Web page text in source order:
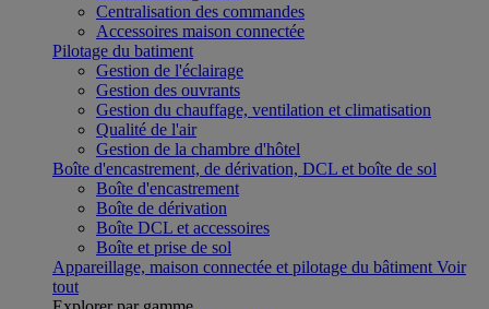
Centralisation des commandes
Accessoires maison connectée
Pilotage du batiment
Gestion de l'éclairage
Gestion des ouvrants
Gestion du chauffage, ventilation et climatisation
Qualité de l'air
Gestion de la chambre d'hôtel
Boîte d'encastrement, de dérivation, DCL et boîte de sol
Boîte d'encastrement
Boîte de dérivation
Boîte DCL et accessoires
Boîte et prise de sol
Appareillage, maison connectée et pilotage du bâtiment Voir
tout